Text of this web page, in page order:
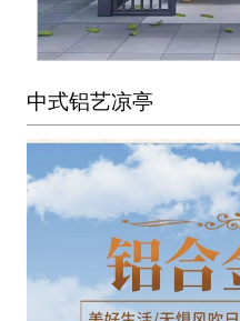
中式铝艺凉亭